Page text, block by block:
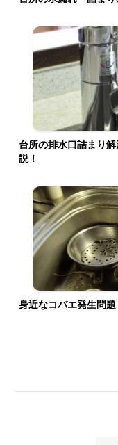
台所の排水口詰まり
説！
身近なコバエ発生問